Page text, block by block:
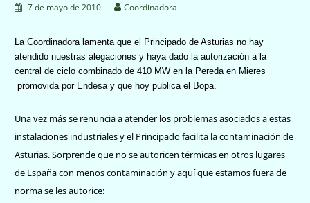
7 de mayo de 2010 Coordinadora
La Coordinadora lamenta que el Principado de Asturias no hay
atendido nuestras alegaciones y haya dado la autorización a la
central de ciclo combinado de 410 MW en la Pereda en Mieres
promovida por Endesa y que hoy publica el Bopa.
Una vez más se renuncia a atender los problemas asociados a estas
instalaciones industriales y el Principado facilita la contaminación de
Asturias. Sorprende que no se autoricen térmicas en otros lugares
de España con menos contaminación y aquí que estamos fuera de
norma se les autorice: